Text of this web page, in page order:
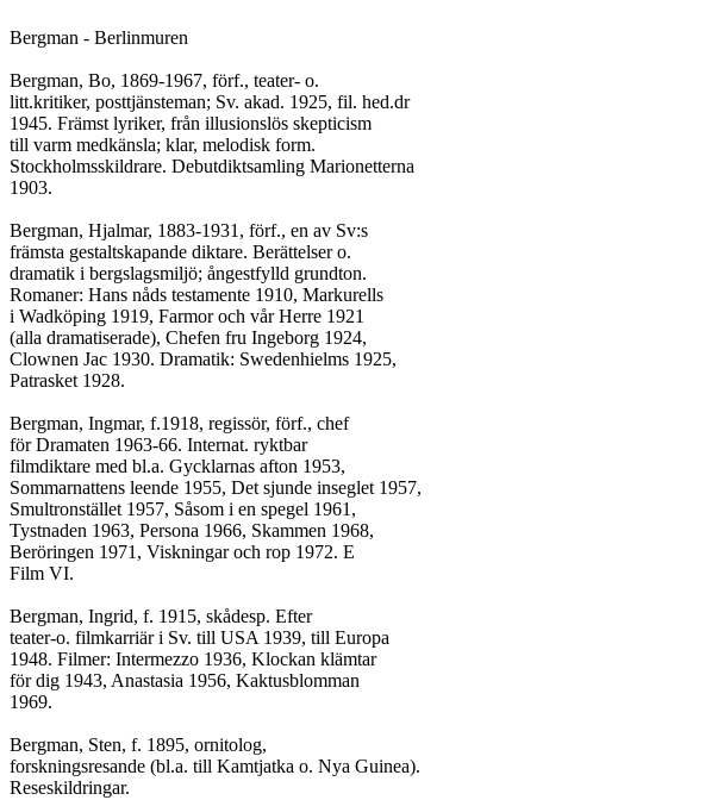
Bergman - Berlinmuren
Bergman, Bo, 1869-1967, förf., teater- o.
litt.kritiker, posttjänsteman; Sv. akad. 1925, fil. hed.dr
1945. Främst lyriker, från illusionslös skepticism
till varm medkänsla; klar, melodisk form.
Stockholmsskildrare. Debutdiktsamling Marionetterna
1903.
Bergman, Hjalmar, 1883-1931, förf., en av Sv:s
främsta gestaltskapande diktare. Berättelser o.
dramatik i bergslagsmiljö; ångestfylld grundton.
Romaner: Hans nåds testamente 1910, Markurells
i Wadköping 1919, Farmor och vår Herre 1921
(alla dramatiserade), Chefen fru Ingeborg 1924,
Clownen Jac 1930. Dramatik: Swedenhielms 1925,
Patrasket 1928.
Bergman, Ingmar, f.1918, regissör, förf., chef
för Dramaten 1963-66. Internat. ryktbar
filmdiktare med bl.a. Gycklarnas afton 1953,
Sommarnattens leende 1955, Det sjunde inseglet 1957,
Smultronstället 1957, Såsom i en spegel 1961,
Tystnaden 1963, Persona 1966, Skammen 1968,
Beröringen 1971, Viskningar och rop 1972. E
Film VI.
Bergman, Ingrid, f. 1915, skådesp. Efter
teater-o. filmkarriär i Sv. till USA 1939, till Europa
1948. Filmer: Intermezzo 1936, Klockan klämtar
för dig 1943, Anastasia 1956, Kaktusblomman
1969.
Bergman, Sten, f. 1895, ornitolog,
forskningsresande (bl.a. till Kamtjatka o. Nya Guinea).
Reseskildringar.